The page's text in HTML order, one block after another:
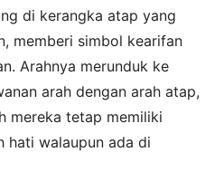
di kerangka atap yang
memberi simbol kearifan
Arahnya merunduk ke
arah dengan arah atap,
mereka tetap memiliki
hati walaupun ada di